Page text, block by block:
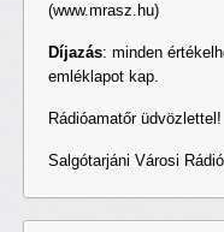
(www.mrasz.hu)
Díjazás: minden
emléklapot kap.
Rádióamatőr üdvözlettel!
Salgótarjáni Városi